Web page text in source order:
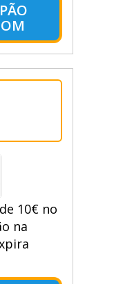
10€ no
na